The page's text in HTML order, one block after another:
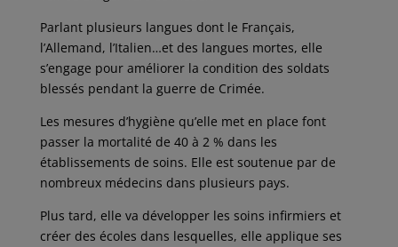
Parlant plusieurs langues dont le Français,
l’Allemand, l’Italien…et des langues mortes, elle
s’engage pour améliorer la condition des soldats
blessés pendant la guerre de Crimée.
Les mesures d’hygiène qu’elle met en place font
passer la mortalité de 40 à 2 % dans les
établissements de soins. Elle est soutenue par de
nombreux médecins dans plusieurs pays.
Plus tard, elle va développer les soins infirmiers et
créer des écoles dans lesquelles, elle applique ses